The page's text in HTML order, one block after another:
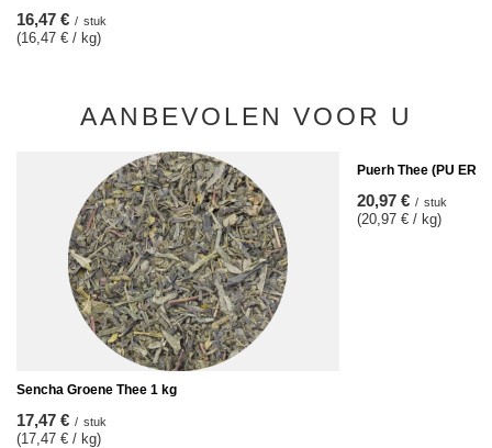
16,47 € / stuk
(16,47 € / kg)
AANBEVOLEN VOOR U
Sencha Groene Thee 1 kg
17,47 € / stuk
(17,47 € / kg)
Puerh Thee (PU
20,97 € / stuk
(20,97 € / kg)